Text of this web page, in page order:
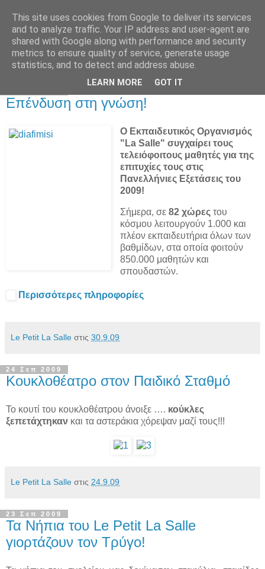
Παιδικός Σταθμός-
Νηπιαγωγείο "ΔΕΛΑΣΑΛ"
Επένδυση στη γνώση!
O Εκπαιδευτικός Οργανισμός
"La Salle" συγχαίρει τους
τελειόφοιτους μαθητές για της
επιτυχίες τους στις
Πανελλήνιες Εξετάσεις του
2009!
Σήμερα, σε 82 χώρες του
κόσμου λειτουργούν 1.000 και
πλέον εκπαιδευτήρια όλων των
βαθμίδων, στα οποία φοιτούν
850.000 μαθητών και
σπουδαστών.
Περισσότερες πληροφορίες
Le Petit La Salle στις 30.9.09
24 Σεπ 2009
Κουκλοθέατρο στον Παιδικό Σταθμό
Το κουτί του κουκλοθέατρου άνοιξε …. κούκλες
ξεπετάχτηκαν και τα αστεράκια χόρεψαν μαζί τους!!!
Le Petit La Salle στις 24.9.09
23 Σεπ 2009
Τα Νήπια του Le Petit La Salle
γιορτάζουν τον Τρύγο!
This site uses cookies from Google to deliver its services
and to analyze traffic. Your IP address and user-agent are
shared with Google along with performance and security
metrics to ensure quality of service, generate usage
statistics, and to detect and address abuse.
LEARN MORE GOT IT